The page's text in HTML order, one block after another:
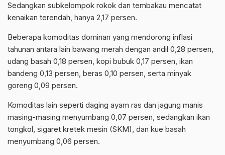
Sedangkan subkelompok rokok dan tembakau mencatat
kenaikan terendah, hanya 2,17 persen.
Beberapa komoditas dominan yang mendorong inflasi
tahunan antara lain bawang merah dengan andil 0,28 persen,
udang basah 0,18 persen, kopi bubuk 0,17 persen, ikan
bandeng 0,13 persen, beras 0,10 persen, serta minyak
goreng 0,09 persen.
Komoditas lain seperti daging ayam ras dan jagung manis
masing-masing menyumbang 0,07 persen, sedangkan ikan
tongkol, sigaret kretek mesin (SKM), dan kue basah
menyumbang 0,06 persen.